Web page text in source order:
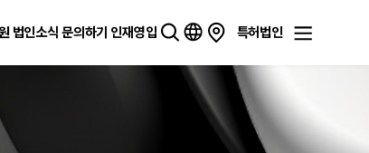
법인소식 문의하기 인재영입 특허법인